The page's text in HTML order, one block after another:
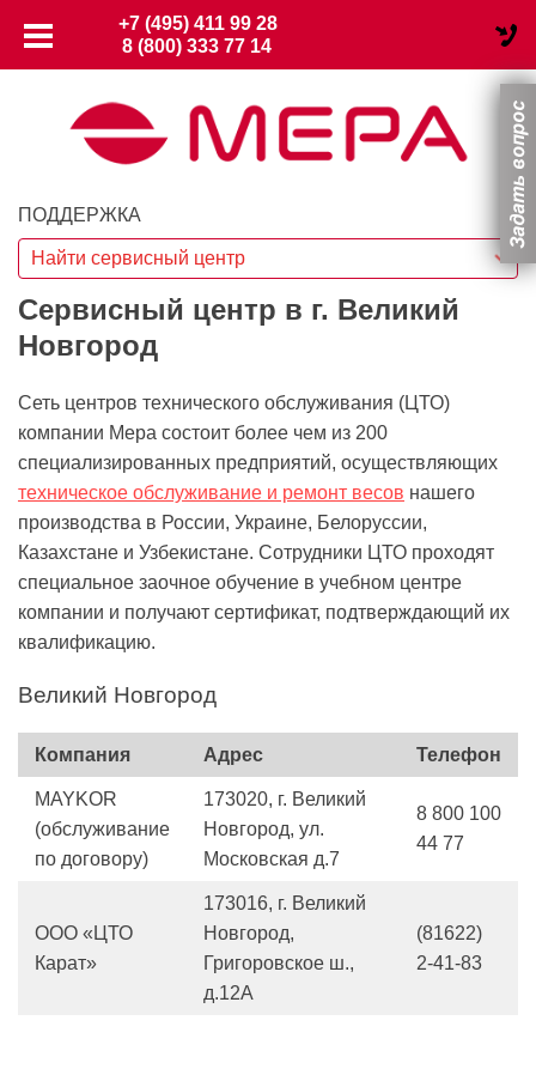
+7 (495) 411 99 28
8 (800) 333 77 14
ПОДДЕРЖКА
Найти сервисный центр
Сервисный центр в г. Великий
Новгород
Сеть центров технического обслуживания (ЦТО)
компании Мера состоит более чем из 200
специализированных предприятий, осуществляющих
техническое обслуживание и ремонт весов нашего
производства в России, Украине, Белоруссии,
Казахстане и Узбекистане. Сотрудники ЦТО проходят
специальное заочное обучение в учебном центре
компании и получают сертификат, подтверждающий их
квалификацию.
Великий Новгород
Компания Адрес Телефон
MAYKOR
(обслуживание
по договору)
173020, г. Великий
Новгород, ул.
Московская д.7
8 800 100
44 77
ООО «ЦТО
Карат»
173016, г. Великий
Новгород,
Григоровское ш.,
д.12А
(81622)
2-41-83